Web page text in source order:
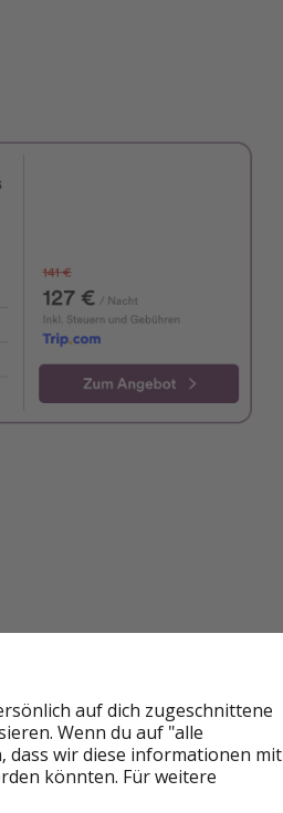
auf dich zugeschnittene
Wenn du auf "alle
dass wir diese informationen mit
könnten. Für weitere